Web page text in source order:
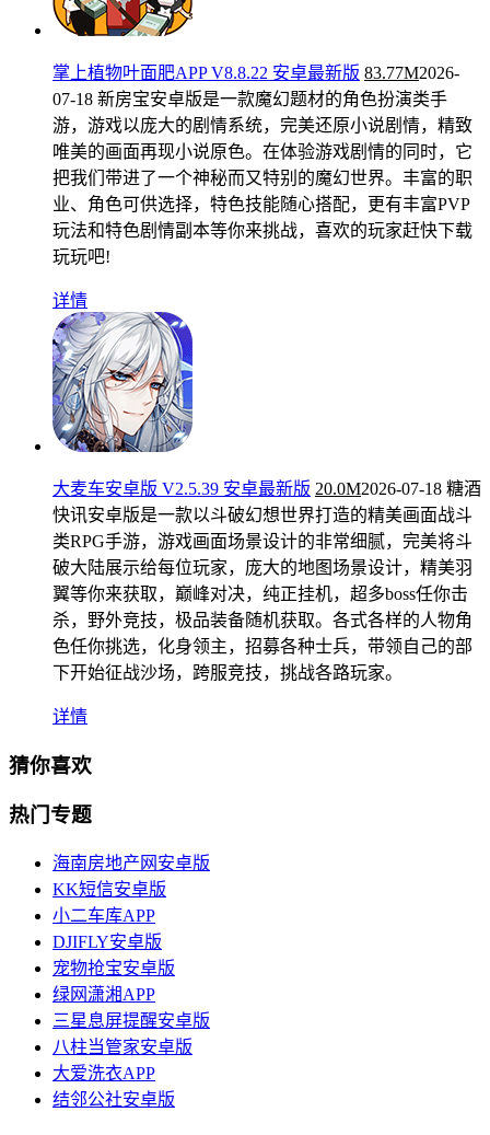
掌上植物叶面肥APP V8.8.22 安卓最新版 83.77M2026-
07-18 新房宝安卓版是一款魔幻题材的角色扮演类手
游，游戏以庞大的剧情系统，完美还原小说剧情，精致
唯美的画面再现小说原色。在体验游戏剧情的同时，它
把我们带进了一个神秘而又特别的魔幻世界。丰富的职
业、角色可供选择，特色技能随心搭配，更有丰富PVP
玩法和特色剧情副本等你来挑战，喜欢的玩家赶快下载
玩玩吧!
详情
大麦车安卓版 V2.5.39 安卓最新版 20.0M2026-07-18 糖酒
快讯安卓版是一款以斗破幻想世界打造的精美画面战斗
类RPG手游，游戏画面场景设计的非常细腻，完美将斗
破大陆展示给每位玩家，庞大的地图场景设计，精美羽
翼等你来获取，巅峰对决，纯正挂机，超多boss任你击
杀，野外竞技，极品装备随机获取。各式各样的人物角
色任你挑选，化身领主，招募各种士兵，带领自己的部
下开始征战沙场，跨服竞技，挑战各路玩家。
详情
猜你喜欢
热门专题
海南房地产网安卓版
KK短信安卓版
小二车库APP
DJIFLY安卓版
宠物抢宝安卓版
绿网潇湘APP
三星息屏提醒安卓版
八柱当管家安卓版
大爱洗衣APP
结邻公社安卓版